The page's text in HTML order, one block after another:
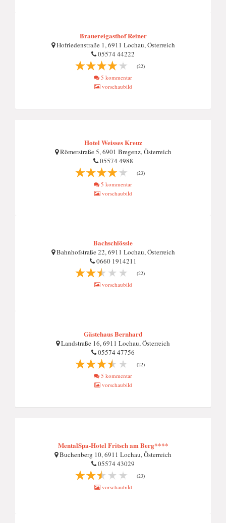
Brauereigasthof Reiner
Hofriedenstraße 1, 6911 Lochau, Österreich
05574 44222
(22)
5 kommentar
vorschaubild
Hotel Weisses Kreuz
Römerstraße 5, 6901 Bregenz, Österreich
05574 4988
(23)
5 kommentar
vorschaubild
Bachschlössle
Bahnhofstraße 22, 6911 Lochau, Österreich
0660 1914211
(22)
vorschaubild
Gästehaus Bernhard
Landstraße 16, 6911 Lochau, Österreich
05574 47756
(22)
5 kommentar
vorschaubild
MentalSpa-Hotel Fritsch am Berg****
Buchenberg 10, 6911 Lochau, Österreich
05574 43029
(23)
vorschaubild